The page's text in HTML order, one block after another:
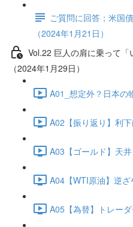
ご質問に回答；米国
（2024年1月21日）
Vol.22 巨人の肩に乗って
（2024年1月29日）
A01_想定外？日本の
A02【振り返り】利
A03【ゴールド】天
A04【WTI原油】逆
A05【為替】トレー